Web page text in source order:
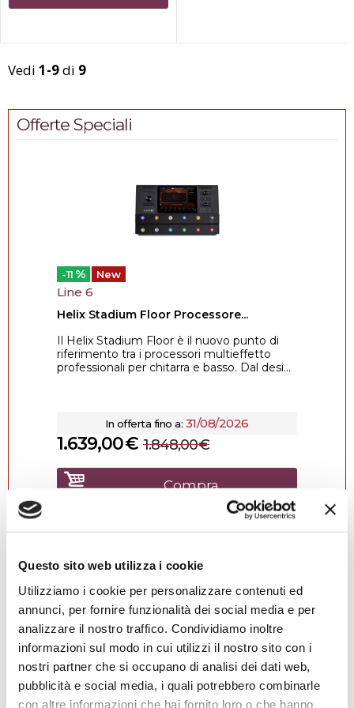
Questo sito web utilizza i cookie
Utilizziamo i cookie per personalizzare contenuti ed
annunci, per fornire funzionalità dei social media e per
analizzare il nostro traffico. Condividiamo inoltre
informazioni sul modo in cui utilizzi il nostro sito con i
nostri partner che si occupano di analisi dei dati web,
pubblicità e social media, i quali potrebbero combinarle
con altre informazioni che hai fornito loro o che hanno
20 Mt-...
Vedi 1-9di 9
Offerte Speciali
-11 % New
Line 6
Helix Stadium Floor Processore...
Il Helix Stadium Floor è il nuovo punto di
riferimento tra i processori multieffetto
professionali per chitarra e basso. Dal desi...
In offerta fino a: 31/08/2026
€
1.639,00 €
1.848,00
Compra
4.9★★★★★1457 recensioni Vedi su Google
Alessio Falamischia
4 settimane fa